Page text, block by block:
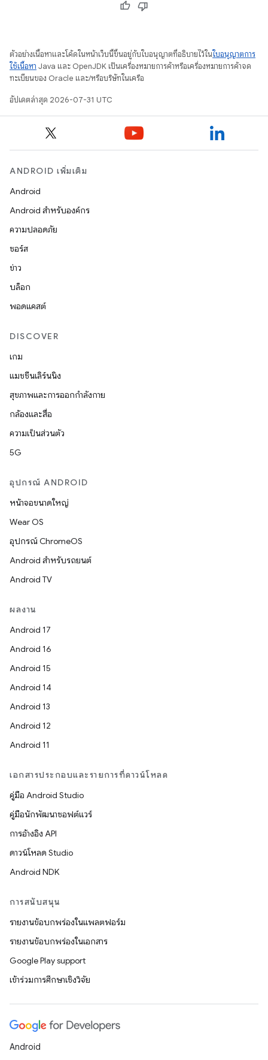
ตัวอย่างเนื้อหาและโค้ดในหน้าเว็บนี้ขึ้นอยู่กับใบอนุญาตที่อธิบายไว้ในใบอนุญาตการ
ใช้เนื้อหา Java และ OpenJDK เป็นเครื่องหมายการค้าหรือเครื่องหมายการค้าจด
ทะเบียนของ Oracle และ/หรือบริษัทในเครือ
อัปเดตล่าสุด 2026-07-31 UTC
ANDROID เพิ่มเติม
Android
Android สำหรับองค์กร
ความปลอดภัย
ซอร์ส
ข่าว
บล็อก
พอดแคสต์
DISCOVER
เกม
แมชชีนเลิร์นนิง
สุขภาพและการออกกำลังกาย
กล้องและสื่อ
ความเป็นส่วนตัว
5G
อุปกรณ์ ANDROID
หน้าจอขนาดใหญ่
Wear OS
อุปกรณ์ ChromeOS
Android สำหรับรถยนต์
Android TV
ผลงาน
Android 17
Android 16
Android 15
Android 14
Android 13
Android 12
Android 11
เอกสารประกอบและรายการที่ดาวน์โหลด
คู่มือ Android Studio
คู่มือนักพัฒนาซอฟต์แวร์
การอ้างอิง API
ดาวน์โหลด Studio
Android NDK
การสนับสนุน
รายงานข้อบกพร่องในแพลตฟอร์ม
รายงานข้อบกพร่องในเอกสาร
Google Play support
เข้าร่วมการศึกษาเชิงวิจัย
Android